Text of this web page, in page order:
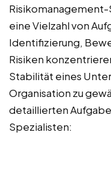
Risikomanagement-
eine Vielzahl von
Identifizierung,
Risiken
Stabilität eines
Organisation zu
detaillierten
Spezialisten: